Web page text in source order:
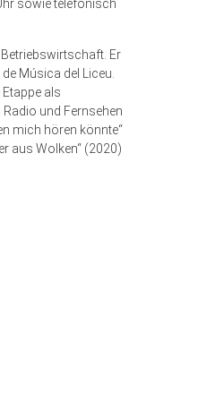
sowie telefonisch
Er
Música del Liceu.
als
und Fernsehen
mich hören könnte“
aus Wolken“ (2020)